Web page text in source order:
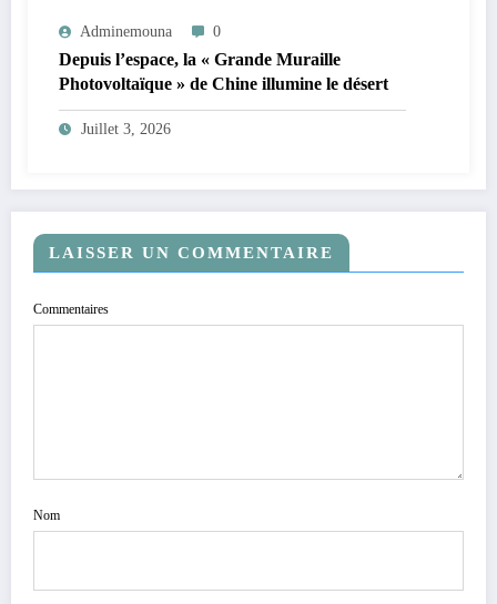
Adminemouna 0
Depuis l’espace, la « Grande Muraille
Photovoltaïque » de Chine illumine le désert
Juillet 3, 2026
LAISSER UN COMMENTAIRE
Commentaires
Nom